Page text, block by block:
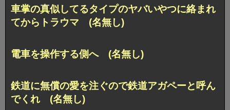
車掌の真似してるタイプのヤバいやつに絡まれ
てからトラウマ (名無し)
電車を操作する側へ (名無し)
鉄道に無償の愛を注ぐので鉄道アガペーと呼ん
でくれ (名無し)